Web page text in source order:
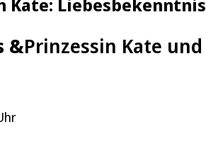
Kate:
&Prinzessin Kate